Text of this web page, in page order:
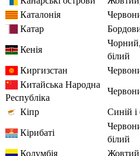
Каталонія
Катар
Кенія
чорний, червоний, зелений і
білий
Киргизстан
Китайська Народна
Республіка
Кіпр синій
Кірибаті
червоний, золотий, синій і
білий
Колумбія